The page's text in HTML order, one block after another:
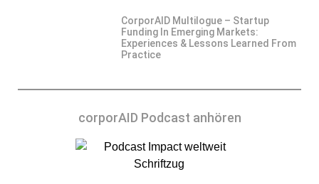
CorporAID Multilogue – Startup
Funding In Emerging Markets:
Experiences & Lessons Learned From
Practice
corporAID Podcast anhören